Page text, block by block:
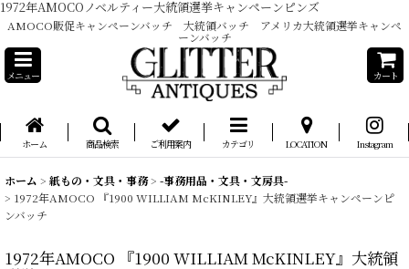
1972年AMOCOノベルティー大統領選挙キャンペーンピンズ
AMOCO販促キャンペーンバッチ 大統領バッチ アメリカ大統領選挙キャンペ
ーンバッチ
メニュー カート
ホーム 商品検索 ご利用案内 カテゴリ LOCATION Instagram
ホーム > 紙もの・文具・事務> -事務用品・文具・文房具-
> 1972年AMOCO 『1900 WILLIAM McKINLEY』大統領選挙キャンペーンピ
ンバッチ
1972年AMOCO 『1900 WILLIAM McKINLEY』大統領